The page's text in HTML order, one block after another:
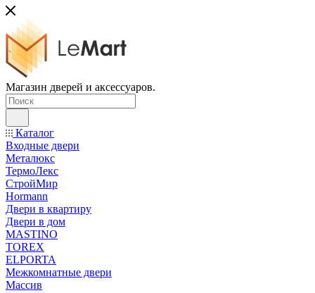
Магазин дверей и аксессуаров.
Каталог
Входные двери
Металюкс
ТермоЛекс
СтройМир
Hormann
Двери в квартиру
Двери в дом
MASTINO
TOREX
ELPORTA
Межкомнатные двери
Массив